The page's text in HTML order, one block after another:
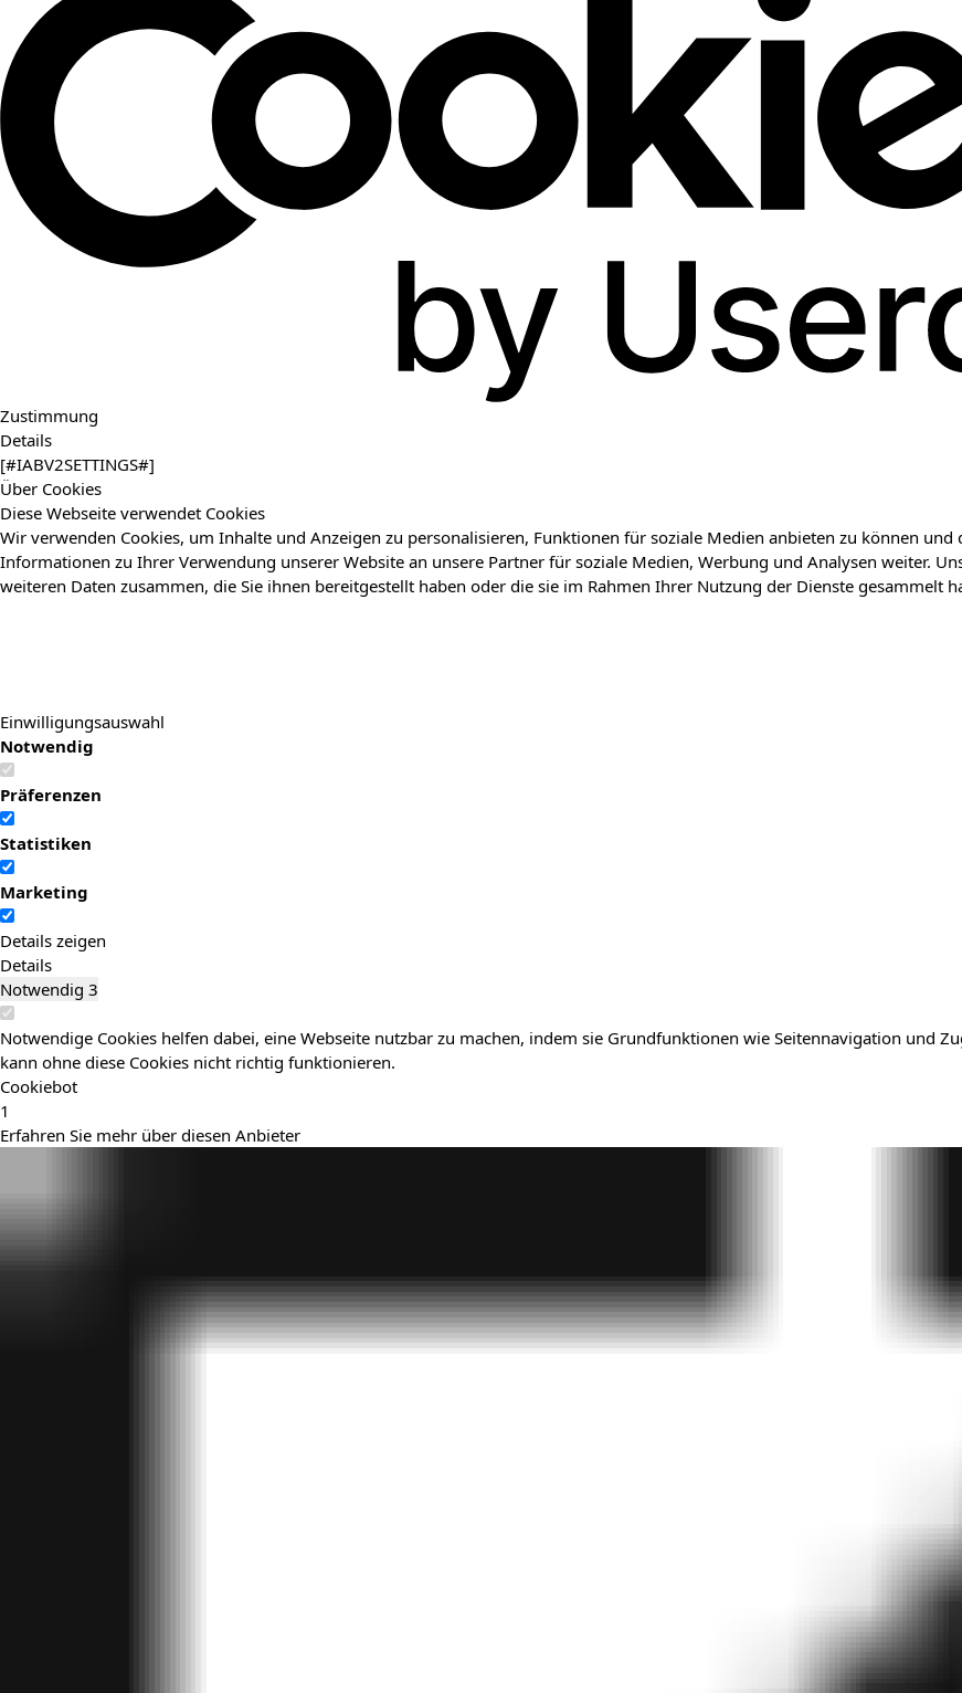
Zustimmung
Details
[#IABV2SETTINGS#]
Über Cookies
Diese Webseite verwendet Cookies
Wir verwenden Cookies, um Inhalte und Anzeigen zu personalisieren, Funktionen für soziale Medien anbieten zu können
Informationen zu Ihrer Verwendung unserer Website an unsere Partner für soziale Medien, Werbung und Analysen weiter.
weiteren Daten zusammen, die Sie ihnen bereitgestellt haben oder die sie im Rahmen Ihrer Nutzung der Dienste gesammelt
Einwilligungsauswahl
Notwendig
Präferenzen
Statistiken
Marketing
Details zeigen
Details
Notwendig 3
Notwendige Cookies helfen dabei, eine Webseite nutzbar zu machen, indem sie Grundfunktionen wie Seitennavigation und
kann ohne diese Cookies nicht richtig funktionieren.
Cookiebot
1
Erfahren Sie mehr über diesen Anbieter